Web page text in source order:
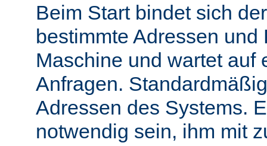
Beim Start bindet sich
bestimmte Adressen und
Maschine und wartet auf
Anfragen.
Adressen des Systems.
notwendig sein, ihm mit